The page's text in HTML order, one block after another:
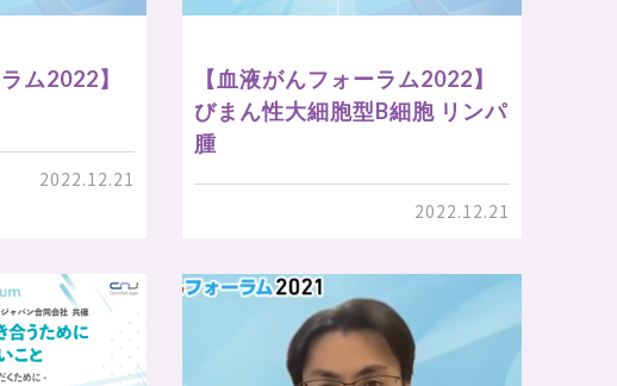
ム2022】
2022.12.21
【血液がんフォーラム2022】
びまん性大細胞型B細胞 リンパ
腫
2022.12.21